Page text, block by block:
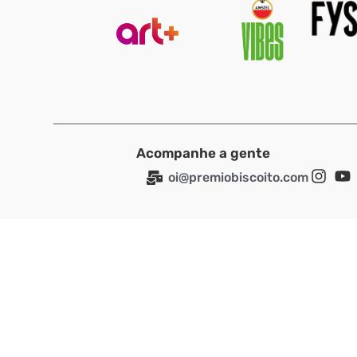
Acompanhe a gente
oi@premiobiscoito.com